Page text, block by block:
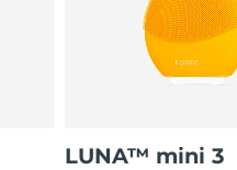
LUNA™ mini 3